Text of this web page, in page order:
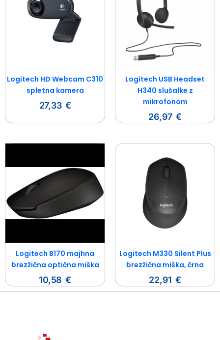
Logitech HD Webcam C310
spletna kamera
27,33 €
Logitech USB Headset
H340 slušalke z
mikrofonom
26,97 €
Logitech B170 majhna
brezžična optična miška
10,58 €
Logitech M330 Silent Plus
brezžična miška, črna
22,91 €